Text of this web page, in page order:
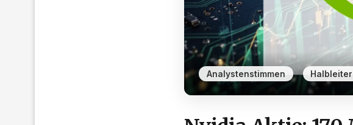
Analystenstimmen , Halbleiter